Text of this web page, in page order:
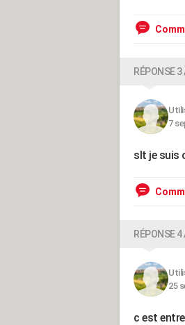
RÉPONSE 3
7
slt je suis
RÉPONSE 4
25
c est